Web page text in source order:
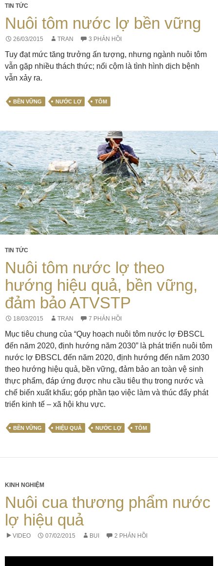
TIN TỨC
Nuôi tôm nước lợ bền vững
26/03/2015 TRAN 3 PHẢN HỒI
Tuy đạt mức tăng trưởng ấn tượng, nhưng ngành nuôi tôm
vẫn gặp nhiều thách thức; nổi cộm là tình hình dịch bệnh
vẫn xảy ra.
BỀN VỮNG NƯỚC LỢ TÔM
TIN TỨC
Nuôi tôm nước lợ theo
hướng hiệu quả, bền vững,
đảm bảo ATVSTP
18/03/2015 TRAN 7 PHẢN HỒI
Mục tiêu chung của “Quy hoạch nuôi tôm nước lợ ĐBSCL
đến năm 2020, định hướng năm 2030” là phát triển nuôi tôm
nước lợ ĐBSCL đến năm 2020, định hướng đến năm 2030
theo hướng hiệu quả, bền vững, đảm bảo an toàn vệ sinh
thực phẩm, đáp ứng được nhu cầu tiêu thụ trong nước và
chế biến xuất khẩu; góp phần tạo việc làm và thúc đẩy phát
triển kinh tế – xã hội khu vực.
BỀN VỮNG HIỆU QUẢ NƯỚC LỢ TÔM
KINH NGHIỆM
Nuôi cua thương phẩm nước
lợ hiệu quả
VIDEO 07/02/2015 BUI 2 PHẢN HỒI